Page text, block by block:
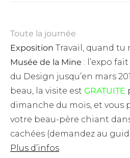
Toute la journée
Exposition Travail, quand tu
Musée de la Mine : l’expo
du Design jusqu’en mars
beau, la visite est GRATUITE
dimanche du mois, et vous
votre beau-père chiant
cachées (demandez au
Plus d’infos